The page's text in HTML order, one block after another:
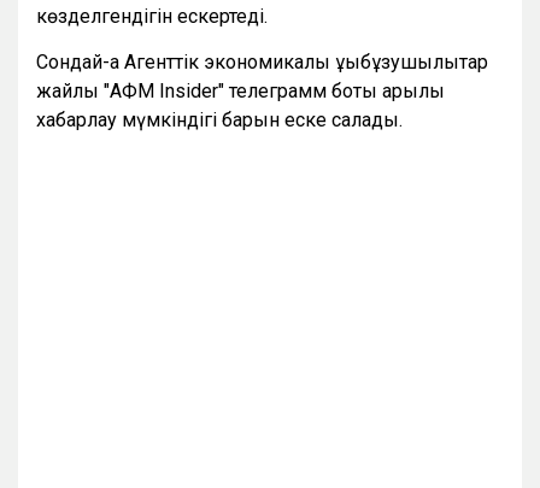
көзделгендігін ескертеді.
Сондай-ақ Агенттік экономикалық құқықбұзушылықтар
жайлы "АФМ Insider" телеграмм боты арқылы
хабарлау мүмкіндігі барын еске салады.